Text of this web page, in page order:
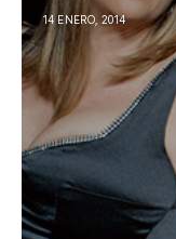
14 ENERO, 2014